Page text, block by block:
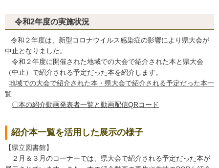
令和2年度の実施状況
令和２年度は、新型コロナウイルス感染症の影響により県大会が
中止となりました。
令和２年度に開催された地域での大会で紹介された本と県大会
（中止）で紹介される予定だった本を紹介します。
地域での大会で紹介された本・県大会で紹介される予定だった本一
覧
〇本の紹介動画発表者一覧と動画配信QRコード
紹介本一覧を活用した展示の様子
【県立図書館】
２月＆３月のコーナーでは、県大会で紹介される予定だった本が